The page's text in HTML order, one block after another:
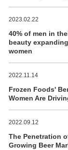
2023.02.22
40% of men in
beauty
women
2022.11.14
Frozen Foods'
Women Are
2022.09.12
The Penetration
Growing Beer